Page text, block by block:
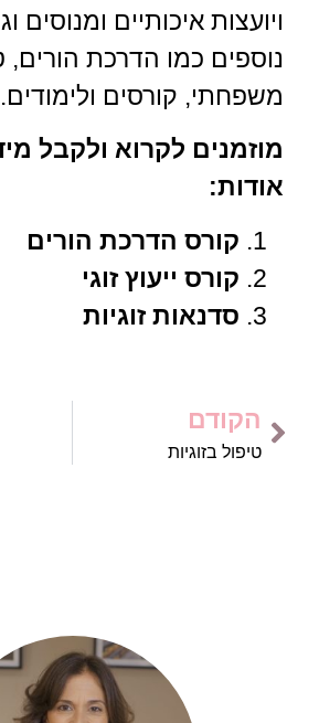
ויועצות איכותיים ומנוסים
נוספים כמו הדרכת הורים,
משפחתי, קורסים ולימודים.
מוזמנים לקרוא ולקבל
אודות:
קורס הדרכת הורים
קורס ייעוץ זוגי
סדנאות זוגיות
הקודם
טיפול בזוגיות